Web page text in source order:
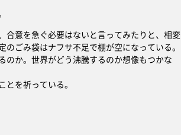
意を急ぐ必要はないと言ってみたりと、相変
ごみ袋はナフサ不足で棚が空になっている。
のか。世界がどう沸騰するのか想像もつかな
を祈っている。